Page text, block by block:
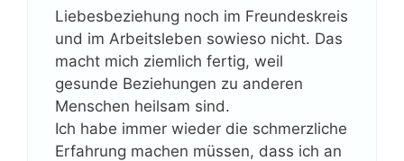
Liebesbeziehung noch im Freundeskreis
und im Arbeitsleben sowieso nicht. Das
macht mich ziemlich fertig, weil
gesunde Beziehungen zu anderen
Menschen heilsam sind.
Ich habe immer wieder die schmerzliche
Erfahrung machen müssen, dass ich an